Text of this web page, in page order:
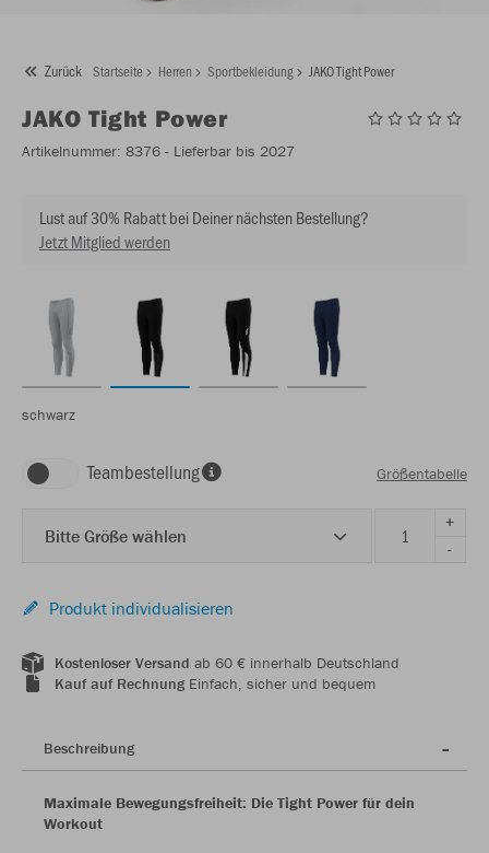
Zurück Startseite Herren Sportbekleidung JAKO Tight Power
JAKO Tight Power
Artikelnummer: 8376 - Lieferbar bis 2027
Lust auf 30% Rabatt bei Deiner nächsten Bestellung?
Jetzt Mitglied werden
schwarz
Teambestellung Größentabelle
Bitte Größe wählen
+
-
Produkt individualisieren
Kostenloser Versand ab 60 € innerhalb Deutschland
Kauf auf RechnungEinfach, sicher und bequem
Beschreibung
Maximale Bewegungsfreiheit: Die Tight Power für dein
Workout